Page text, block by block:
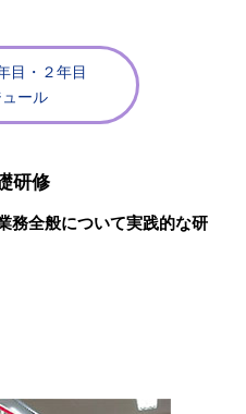
目・２年目
ール
研修
務全般について実践的な研